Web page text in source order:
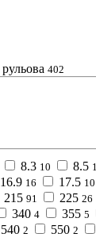
рульова 402
8.3 10 8.5 1
16.9 16 17.5 10
215 91 225 26
340 4 355 5
540 2 550 2